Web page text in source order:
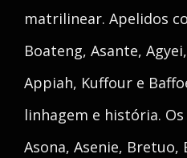
matrilinear. Apelidos
Boateng, Asante,
Appiah, Kuffour e
linhagem e história.
Asona, Asenie, Bretuo,